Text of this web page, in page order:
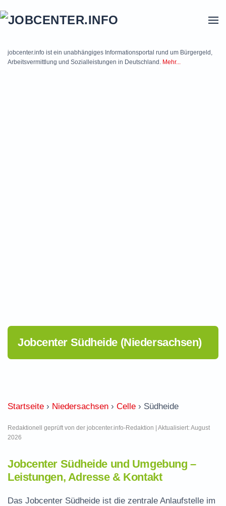
jobcenter.info ist ein unabhängiges Informationsportal rund um Bürgergeld,
Arbeitsvermittlung und Sozialleistungen in Deutschland. Mehr...
Jobcenter Südheide (Niedersachsen)
Startseite › Niedersachsen › Celle › Südheide
Redaktionell geprüft von der jobcenter.info-Redaktion | Aktualisiert: August
2026
Jobcenter Südheide und Umgebung –
Leistungen, Adresse & Kontakt
Das Jobcenter Südheide ist die zentrale Anlaufstelle im